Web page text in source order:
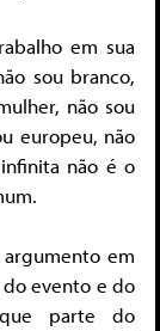
em sua
sou branco,
não sou
europeu, não
não é o
em
do evento e do
parte do